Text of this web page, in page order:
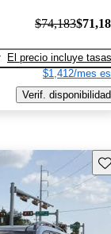
$74,183
El precio incluye tasas
$1,412/mes
Verif. disponibilidad